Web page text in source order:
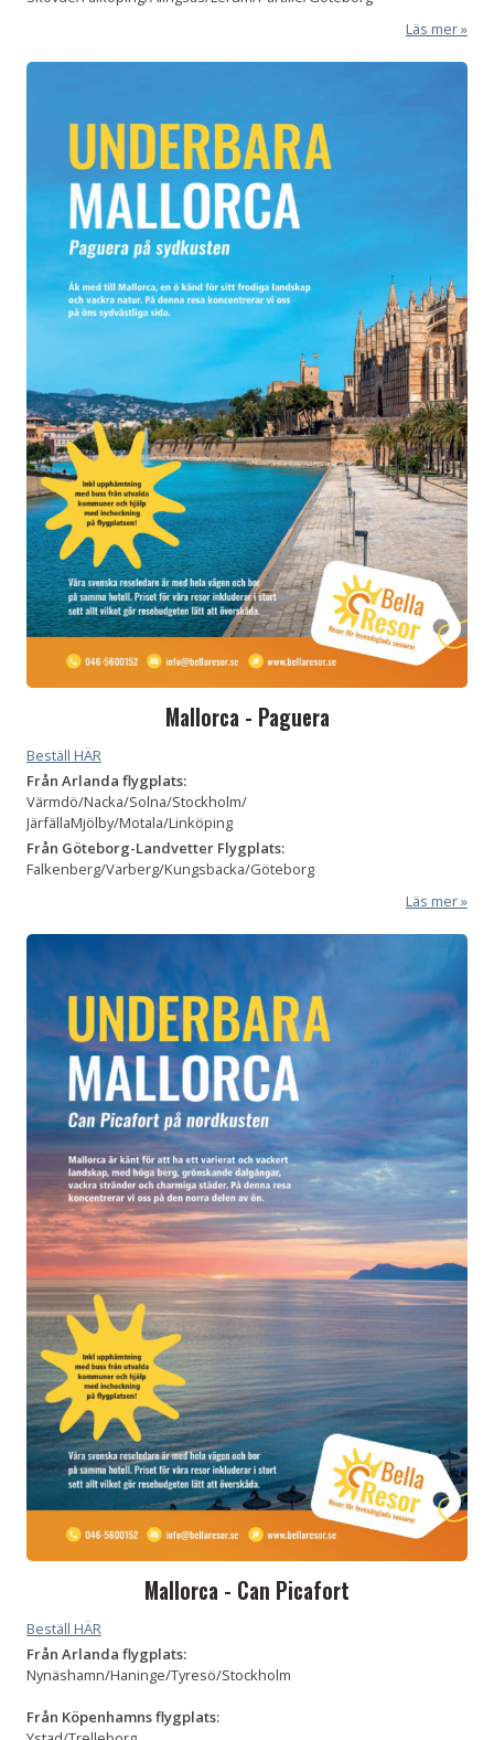
Läs mer
Mallorca - Paguera
Beställ HÄR
Från Arlanda flygplats:
Värmdö/Nacka/Solna/Stockholm/
JärfällaMjölby/Motala/Linköping
Från Göteborg-Landvetter Flygplats:
Falkenberg/Varberg/Kungsbacka/Göteborg
Läs mer
Mallorca - Can Picafort
Beställ HÄR
Från Arlanda flygplats:
Nynäshamn/Haninge/Tyresö/Stockholm
Från Köpenhamns flygplats: